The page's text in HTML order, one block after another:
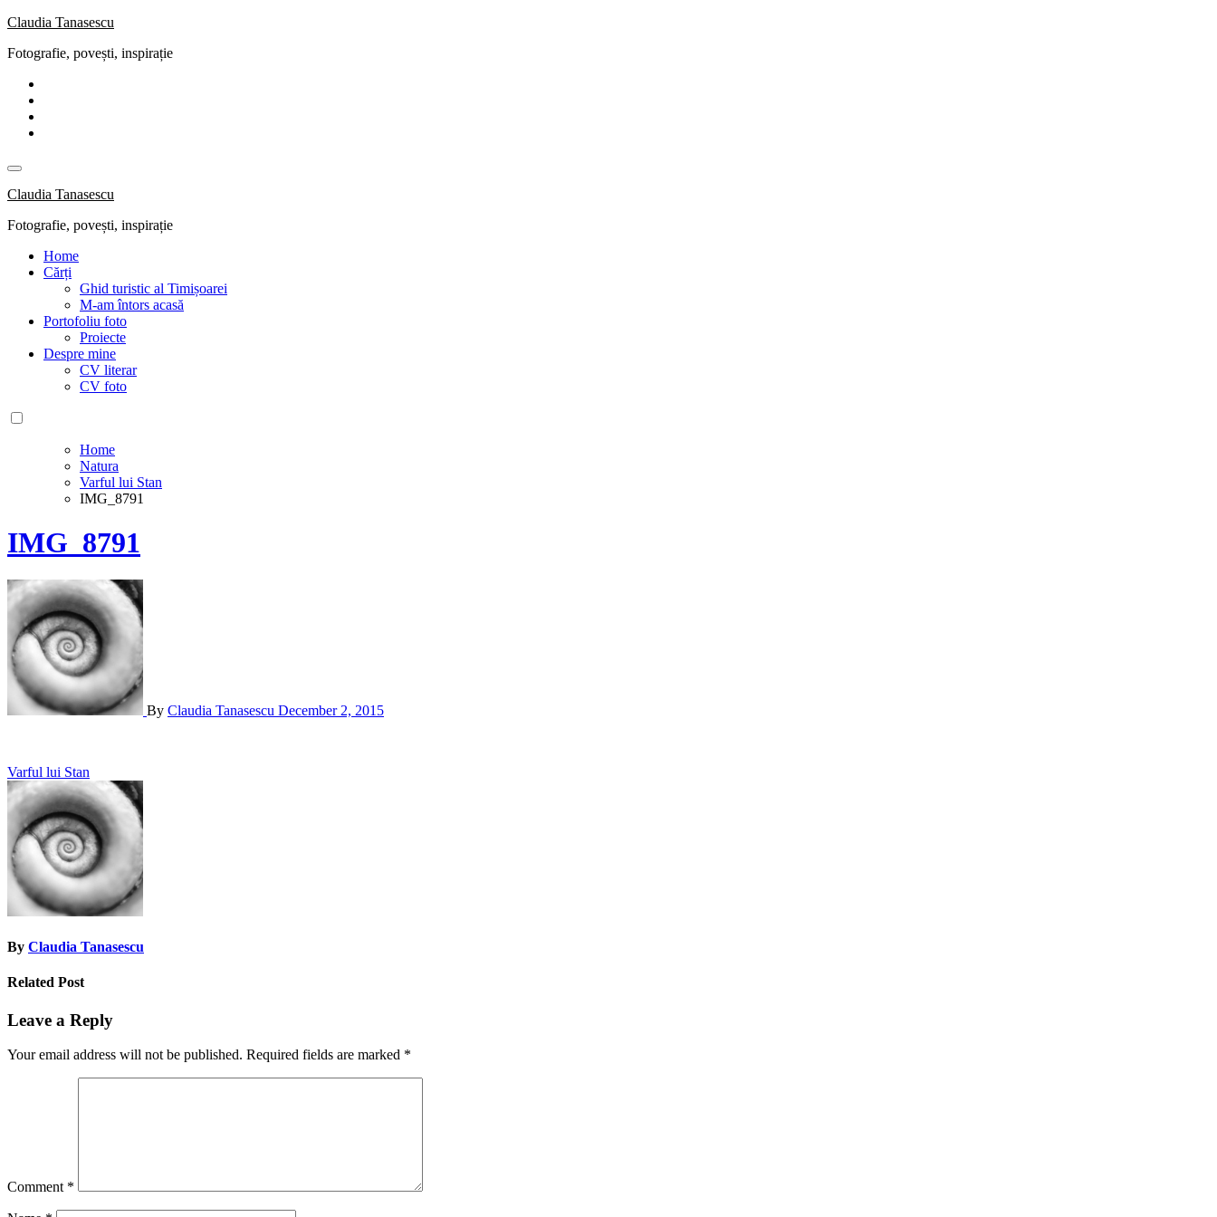
Skip
content
Claudia Tanasescu
Fotografie, povești, inspirație
Claudia Tanasescu
Fotografie, povești, inspirație
Home
Cărți
Ghid turistic al Timișoarei
M-am întors acasă
Portofoliu foto
Proiecte
Despre mine
CV literar
CV foto
Home
Natura
Varful lui Stan
IMG_8791
IMG_8791
By Claudia Tanasescu December 2, 2015
Post
navigation
Varful lui Stan
By Claudia Tanasescu
Related Post
Leave a Reply
Your email address will not be published. Required fields are marked *
Comment *